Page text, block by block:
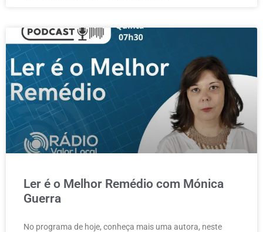
Ler é o Melhor Remédio com Mónica
Guerra
No programa de hoje, conheça mais uma autora, neste